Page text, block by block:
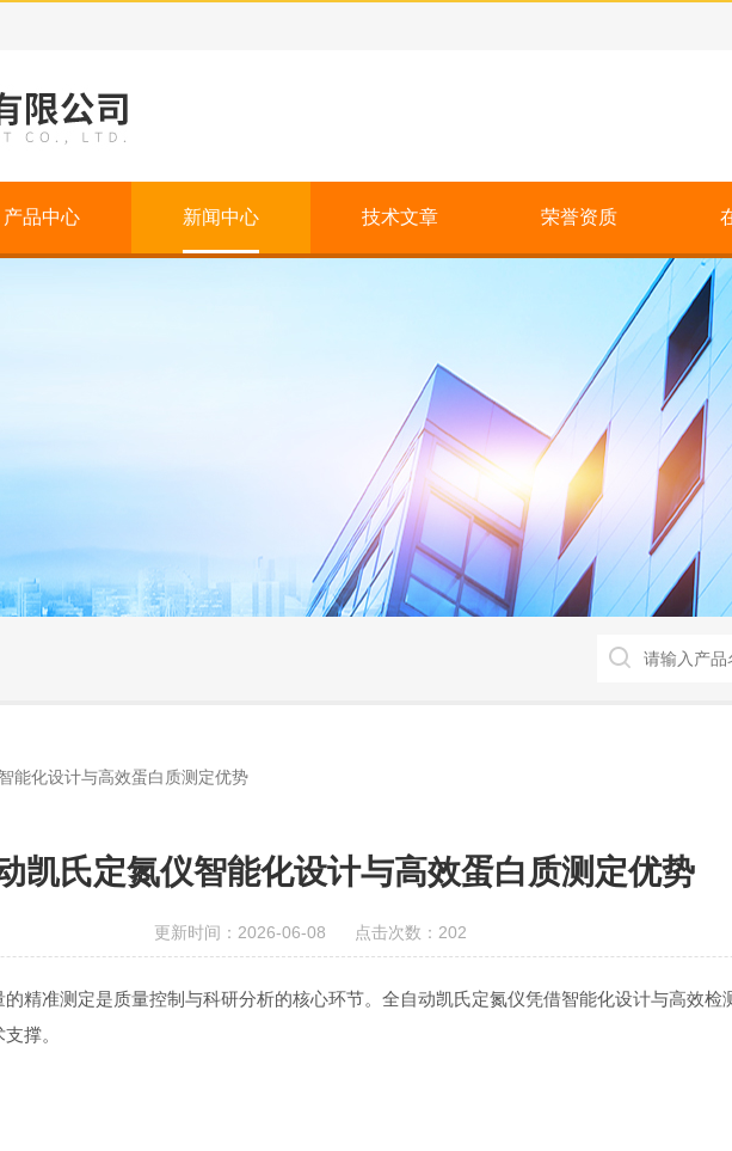
产品中心 新闻中心 技术文章 荣誉资质
能化设计与高效蛋白质测定优势
凯氏定氮仪智能化设计与高效蛋白质测定优势
更新时间：2026-06-08 点击次数：202
准测定是质量控制与科研分析的核心环节。全自动凯氏定氮仪凭借智能化设计与高效检
撑。